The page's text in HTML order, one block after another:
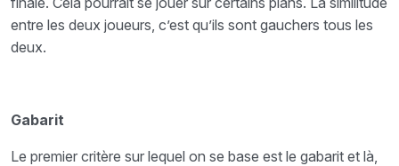
entre les deux joueurs, c’est qu’ils sont gauchers tous les
deux.
Gabarit
Le premier critère sur lequel on se base est le gabarit et là,